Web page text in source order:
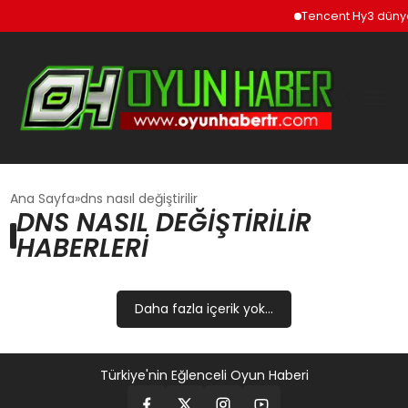
Tencent Hy3
GÜNCEL
OYUN HABERLERI
EĞITIM
Ana Sayfa dns nasıl değiştirilir
DNS NASIL DEĞIŞTIRILIR
HABERLERI
Daha fazla içerik yok...
Türkiye'nin Eğlenceli Oyun Haberi